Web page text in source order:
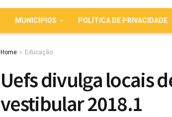
MUNICÍPIOS POLÍTICA DE PRIVACIDADE
Home Educação
Uefs divulga locais
vestibular 2018.1